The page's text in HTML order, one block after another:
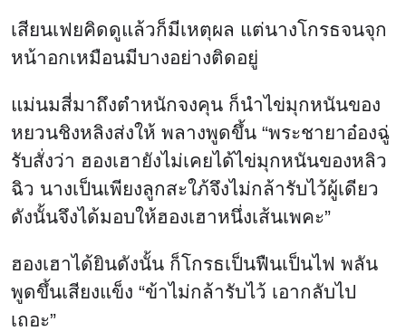
เสียนเฟยคิดดูแล้วก็มีเหตุผล แต่นางโกรธจนจุก
หน้าอกเหมือนมีบางอย่างติดอยู่
แม่นมสี่มาถึงตำหนักจงคุน ก็นำไข่มุกหนันของ
หยวนชิงหลิงส่งให้ พลางพูดขึ้น “พระชายาอ๋องฉู่
รับสั่งว่า ฮองเฮายังไม่เคยได้ไข่มุกหนันของหลิว
ฉิว นางเป็นเพียงลูกสะใภ้จึงไม่กล้ารับไว้ผู้เดียว
ดังนั้นจึงได้มอบให้ฮองเฮาหนึ่งเส้นเพคะ”
ฮองเฮาได้ยินดังนั้น ก็โกรธเป็นฟืนเป็นไฟ พลัน
พูดขึ้นเสียงแข็ง “ข้าไม่กล้ารับไว้ เอากลับไป
เถอะ”